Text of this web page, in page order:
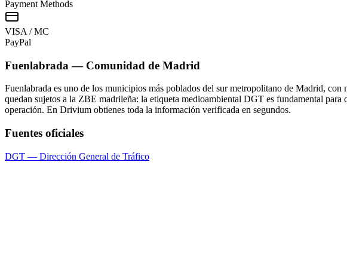
Payment Methods
VISA / MC
PayPal
Fuenlabrada — Comunidad de Madrid
Fuenlabrada es uno de los municipios más poblados del sur metropolitano de Madrid,
quedan sujetos a la ZBE madrileña: la etiqueta medioambiental DGT es fundamental
operación. En Drivium obtienes toda la información verificada en segundos.
Fuentes oficiales
DGT — Dirección General de Tráfico